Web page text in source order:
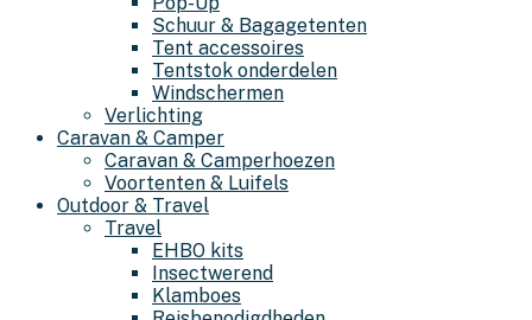
Schuur & Bagagetenten
Tent accessoires
Tentstok onderdelen
Windschermen
Verlichting
Caravan & Camper
Caravan & Camperhoezen
Voortenten & Luifels
Outdoor & Travel
Travel
EHBO kits
Insectwerend
Klamboes